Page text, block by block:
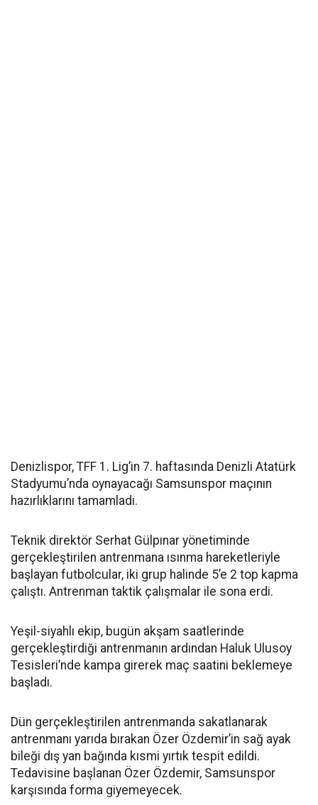
Denizlispor, TFF 1. Lig’in 7. haftasında Denizli Atatürk
Stadyumu’nda oynayacağı Samsunspor maçının
hazırlıklarını tamamladı.
Teknik direktör Serhat Gülpınar yönetiminde
gerçekleştirilen antrenmana ısınma hareketleriyle
başlayan futbolcular, iki grup halinde 5’e 2 top kapma
çalıştı. Antrenman taktik çalışmalar ile sona erdi.
Yeşil-siyahlı ekip, bugün akşam saatlerinde
gerçekleştirdiği antrenmanın ardından Haluk Ulusoy
Tesisleri’nde kampa girerek maç saatini beklemeye
başladı.
Dün gerçekleştirilen antrenmanda sakatlanarak
antrenmanı yarıda bırakan Özer Özdemir’in sağ ayak
bileği dış yan bağında kısmi yırtık tespit edildi.
Tedavisine başlanan Özer Özdemir, Samsunspor
karşısında forma giyemeyecek.